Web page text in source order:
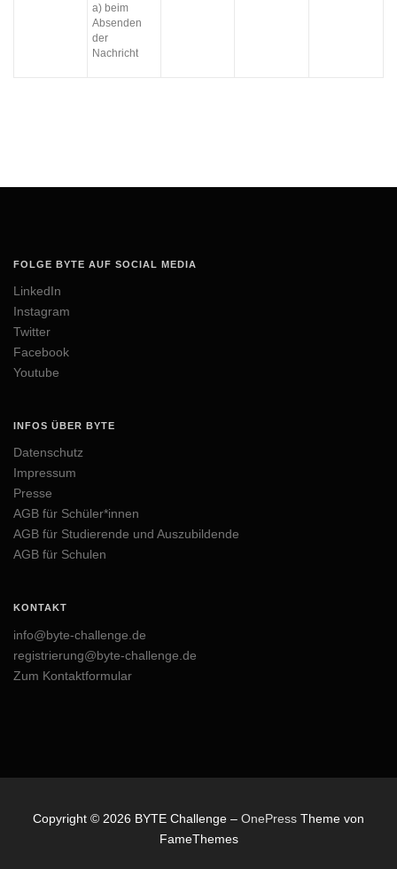
a) beim
Absenden
der
Nachricht
FOLGE BYTE AUF SOCIAL MEDIA
LinkedIn
Instagram
Twitter
Facebook
Youtube
INFOS ÜBER BYTE
Datenschutz
Impressum
Presse
AGB für Schüler*innen
AGB für Studierende und Auszubildende
AGB für Schulen
KONTAKT
info@byte-challenge.de
registrierung@byte-challenge.de
Zum Kontaktformular
Copyright © 2026 BYTE Challenge – OnePress Theme von
FameThemes